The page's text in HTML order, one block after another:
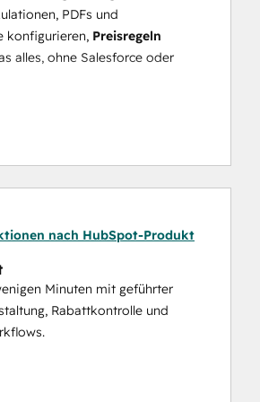
PDFs und
konfigurieren, Preisregeln
alles, ohne Salesforce oder
oder unstrukturierte
der Verwaltung und mehr
Angebotsräume
können - alles an einem
Vorschriften.
nach HubSpot-Produkt
Minuten mit geführter
Rabattkontrolle und